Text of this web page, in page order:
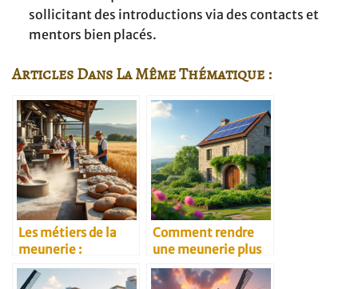
sollicitant des introductions via des contacts et
mentors bien placés.
Articles Dans La Même Thématique :
Les métiers de la
meunerie :
panorama complet
Comment rendre
une meunerie plus
écologique